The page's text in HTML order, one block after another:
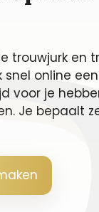
trouwjurk en
snel online
voor je
Je bepaalt